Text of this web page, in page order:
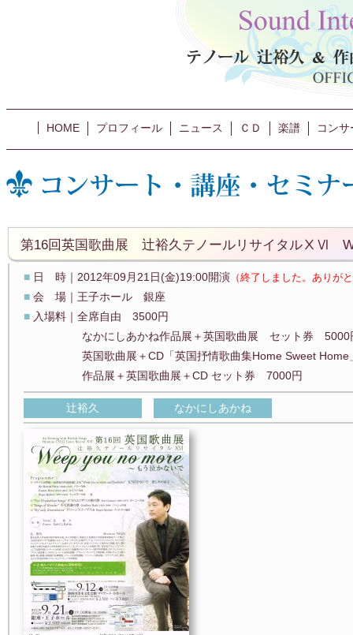
HOME プロフィール ニュース ＣＤ 楽譜 コン
第16回英国歌曲展 辻裕久テノールリサイタルⅩⅥ
■ 日 時｜2012年09月21日(金)19:00開演 （終了しました。ありが
■ 会 場｜王子ホール 銀座
■ 入場料｜全席自由 3500円
なかにしあかね作品展＋英国歌曲展 セット券 5000
英国歌曲展＋CD「英国抒情歌曲集Home Sweet Home」
作品展＋英国歌曲展＋CD セット券 7000円
辻裕久 なかにしあかね